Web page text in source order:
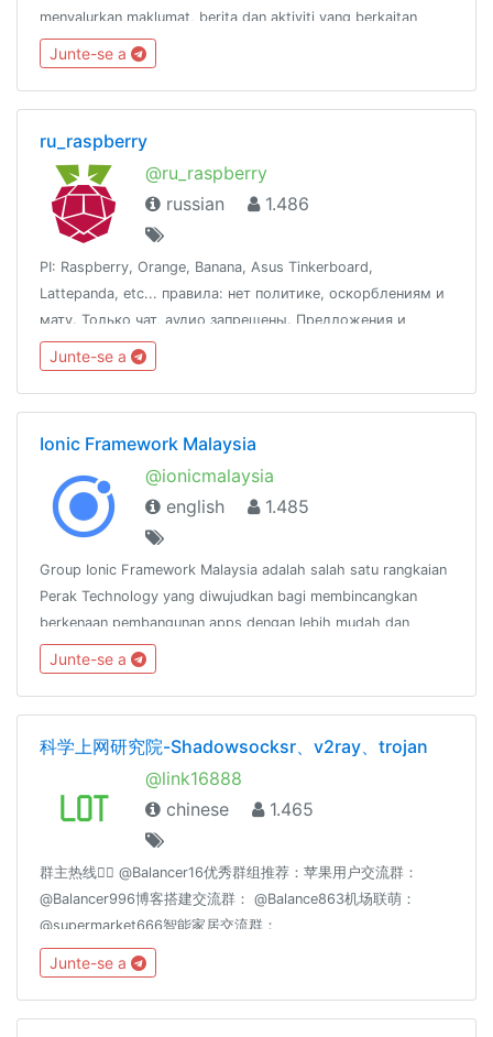
menyalurkan maklumat, berita dan aktiviti yang berkaitan
dengan Bandar Meru Raya dan
Junte-se a
ru_raspberry
@ru_raspberry
russian
1.486
PI: Raspberry, Orange, Banana, Asus Tinkerboard,
Lattepanda, etc... правила: нет политике, оскорблениям и
мату. Только чат, аудио запрещены. Предложения и
вопросы к @fox_zi
Junte-se a
Ionic Framework Malaysia
@ionicmalaysia
english
1.485
Group Ionic Framework Malaysia adalah salah satu rangkaian
Perak Technology yang diwujudkan bagi membincangkan
berkenaan pembangunan apps dengan lebih mudah dan
pantas menggunakan Ionic
Framework.http://www.facebook.com/groups/ionicmalaysia
Junte-se a
科学上网研究院-Shadowsocksr、v2ray、trojan
@link16888
chinese
1.465
群主热线👉🏻 @Balancer16优秀群组推荐：苹果用户交流群：
@Balancer996博客搭建交流群： @Balance863机场联萌：
@supermarket666智能家居交流群：
@homeassiant666MacOS/Hackintosh： @justice996分享沉
淀： @theguideoftelegram
Junte-se a